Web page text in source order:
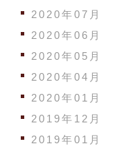
2020年07月
2020年06月
2020年05月
2020年04月
2020年01月
2019年12月
2019年01月